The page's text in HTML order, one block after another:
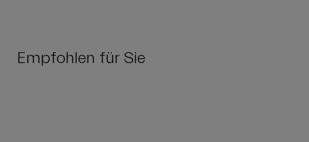
Empfohlen für Sie